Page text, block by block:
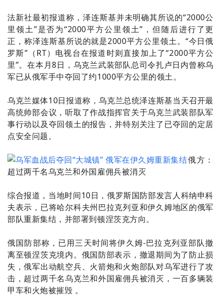
法新社最初报道称，泽连斯基并未明确其所说的“2000公
里领土”是否为“2000平方公里领土”，但随后进行了更
正，称泽连斯基所说的就是2000平方公里领土。“今日俄
罗斯”（RT）电视台在报道时则直接加上了“2000平方公
里”。在本月8日，乌克兰武装部队总司令扎卢日内曾称乌
军已从俄军手中夺回了约1000平方公里的领土。
乌克兰媒体10日报道称，乌克兰总统泽连斯基当天召开最
高统帅部会议，听取了作战指挥官关于乌克兰武装部队军
事行动以及夺回领土的报告，并特别关注了已夺回的定居
点安全问题。
俄方：
超过两千名乌克兰和外国雇佣兵被消灭
综合报道，当地时间10日，俄罗斯国防部发言人科纳申科
夫表示，已将哈尔科夫州巴拉克列亚和伊久姆地区的俄军
部队重新集结，并部署到顿涅茨克方向。
俄国防部称，已用三天时间将伊久姆-巴拉克列亚部队撤
离至顿涅茨克境内。俄国防部表示，撤退期间为了防止损
失，俄军出动航空兵、火箭炮和火炮部队对乌军进行了攻
击，超过两千名乌克兰和外国雇佣兵被消灭，一百多辆装
甲车和火炮被摧毁 。